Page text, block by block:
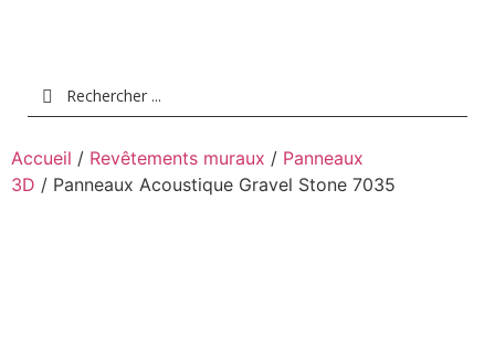
Accueil / Revêtements muraux / Panneaux
3D / Panneaux Acoustique Gravel Stone 7035